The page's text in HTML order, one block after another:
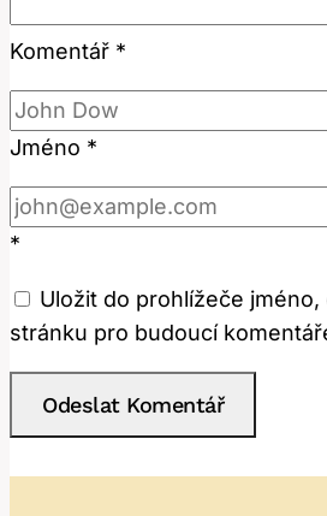
Komentář *
Jméno *
*
Uložit do prohlížeče
stránku pro budoucí